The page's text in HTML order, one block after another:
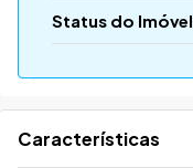
Status do Imóvel
Características